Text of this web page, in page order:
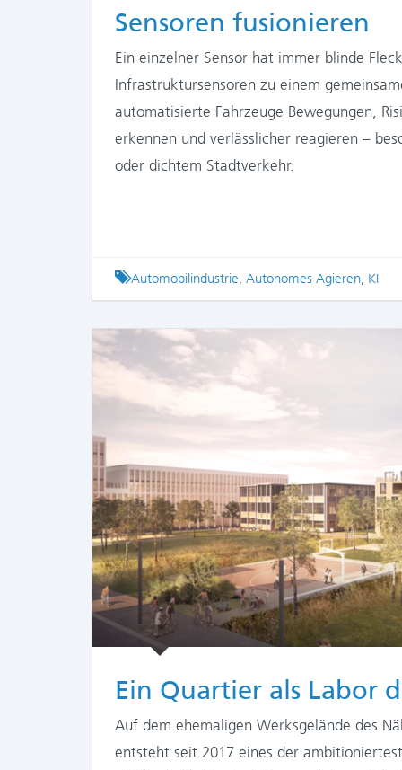
Sensoren fusionieren
Ein einzelner Sensor hat immer blinde
Infrastruktursensoren zu einem
automatisierte Fahrzeuge Bewegungen,
erkennen und verlässlicher reagieren –
oder dichtem Stadtverkehr.
Tagged
Automobilindustrie, Autonomes Agieren, KI
Ein Quartier als Labor
Auf dem ehemaligen Werksgelände des
entsteht seit 2017 eines der